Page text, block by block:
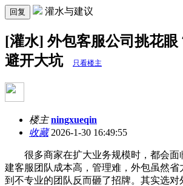
回复 灌水与建议
[灌水] 外包客服公司挑花眼
避开大坑
只看楼主
楼主 ningxueqin
收藏2026-1-30 16:49:55
很多商家在扩大业务规模时，都会面
建客服团队成本高，管理难，外包虽然省
到不专业的团队反而砸了招牌。其实选对